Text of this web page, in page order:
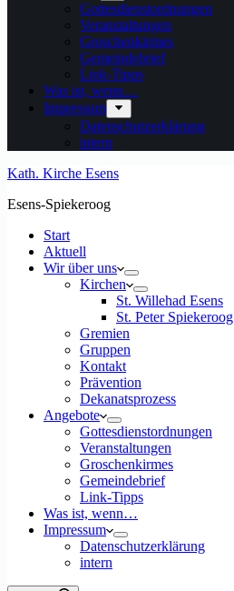
Gottesdienstordnungen
Veranstaltungen
Groschenkirmes
Gemeindebrief
Link-Tipps
Was ist, wenn…
Impressum
Datenschutzerklärung
intern
Kath. Kirche Esens
Esens-Spiekeroog
Start
Aktuell
Wir über uns
Kirchen
St. Willehad Esens
St. Peter Spiekeroog
Gremien
Gruppen
Kontakt
Prävention
Dekanatsprozess
Angebote
Gottesdienstordnungen
Veranstaltungen
Groschenkirmes
Gemeindebrief
Link-Tipps
Was ist, wenn…
Impressum
Datenschutzerklärung
intern